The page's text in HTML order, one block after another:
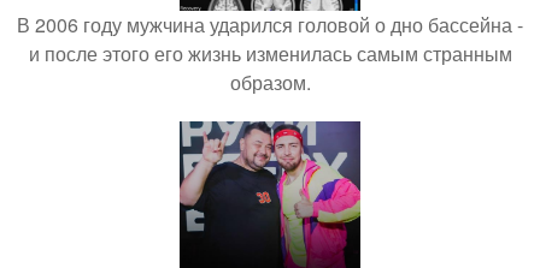
В 2006 году мужчина ударился головой о дно бассейна -
и после этого его жизнь изменилась самым странным
образом.